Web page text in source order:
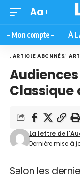
Aa
– Mon compte – À
. ARTICLE ABONNÉS
Classique
Dernière mise à
La lettre de
Selon les